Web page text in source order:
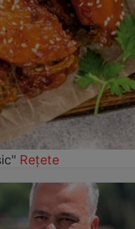
Rețete